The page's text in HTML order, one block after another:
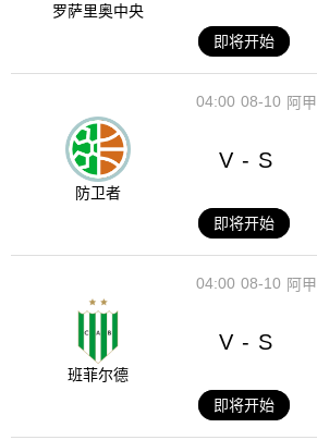
罗萨里奥中央
即将开始
08-10
04:00 阿甲
防卫者
V - S
即将开始
08-10
04:00 阿甲
班菲尔德
V - S
即将开始